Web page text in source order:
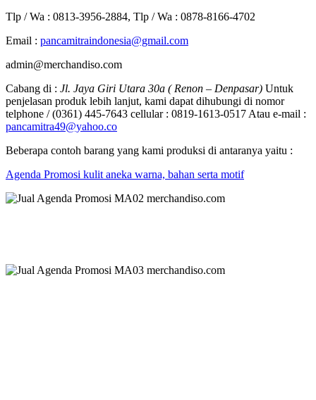
Tlp / Wa : 0813-3956-2884, Tlp / Wa : 0878-8166-4702
Email : pancamitraindonesia@gmail.com
admin@merchandiso.com
Cabang di : Jl. Jaya Giri Utara 30a ( Renon – Denpasar) Untuk
penjelasan produk lebih lanjut, kami dapat dihubungi di nomor
telphone / (0361) 445-7643 cellular : 0819-1613-0517 Atau e-mail :
pancamitra49@yahoo.co
Beberapa contoh barang yang kami produksi di antaranya yaitu :
Agenda Promosi kulit aneka warna, bahan serta motif